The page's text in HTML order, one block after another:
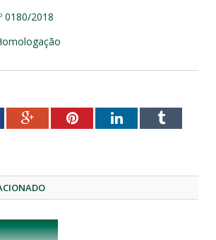
0180/2018
Google+PinterestLinkedInTumblr